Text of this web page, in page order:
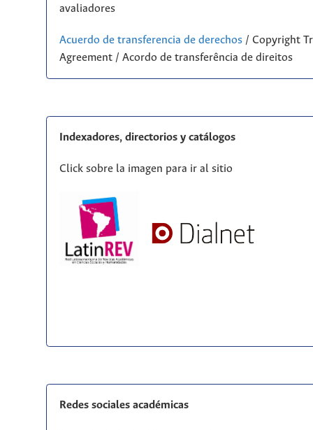
avaliadores
Acuerdo de transferencia de derechos/ Copyright
Agreement / Acordo de transferência de direitos
Indexadores, directorios y catálogos
Click sobre la imagen para ir al sitio
Redes sociales académicas